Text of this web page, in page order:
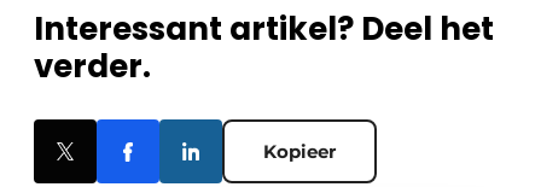
Interessant artikel? Deel het
verder.
Kopieer